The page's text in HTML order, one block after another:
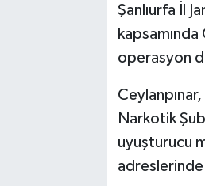
Şanlıurfa İl
operasyon
Narkotik
uyuşturucu
adreslerinde